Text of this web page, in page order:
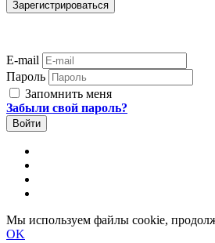
E-mail
Пароль
Запомнить меня
Забыли свой пароль?
Мы используем файлы cookie,
OK